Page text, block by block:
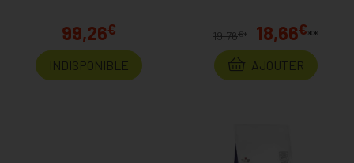
99,26€
INDISPONIBLE
19,76€* 18,66€**
AJOUTER